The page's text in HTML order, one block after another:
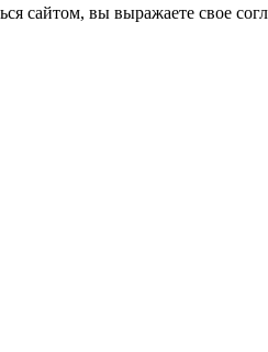
сайтом, вы выражаете свое